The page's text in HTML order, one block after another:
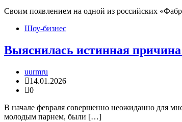
Своим появлением на одной из российских
Шоу-бизнес
Выяснилась истинная
uurmru
14.01.2026
0
В начале февраля совершенно неожиданно для
молодым парнем, были […]